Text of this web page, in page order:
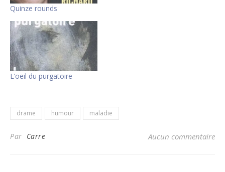
Quinze rounds
L’oeil du purgatoire
drame humour maladie
Par Carre Aucun commentaire